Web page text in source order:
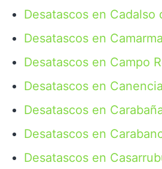
Desatascos en Cadalso
Desatascos en
Desatascos en Campo
Desatascos en Canencia
Desatascos en
Desatascos en
Desatascos en